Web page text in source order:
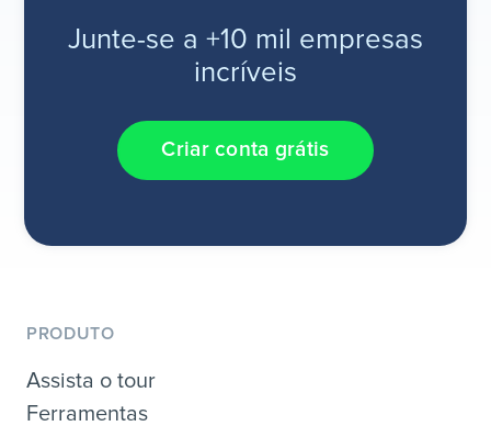
Junte-se a +10 mil empresas
incríveis
Criar conta grátis
PRODUTO
Assista o tour
Ferramentas